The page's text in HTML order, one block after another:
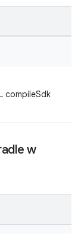
compileSdk
w